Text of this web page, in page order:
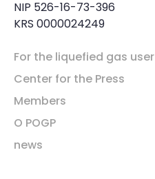
NIP 526-16-73-396
KRS 0000024249
For the liquefied gas user
Center for the Press
Members
O POGP
news